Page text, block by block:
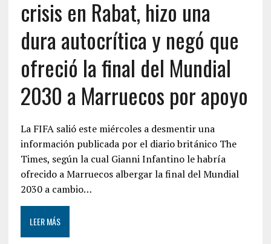
crisis en Rabat, hizo una
dura autocrítica y negó que
ofreció la final del Mundial
2030 a Marruecos por apoyo
La FIFA salió este miércoles a desmentir una
información publicada por el diario británico The
Times, según la cual Gianni Infantino le habría
ofrecido a Marruecos albergar la final del Mundial
2030 a cambio…
LEER MÁS